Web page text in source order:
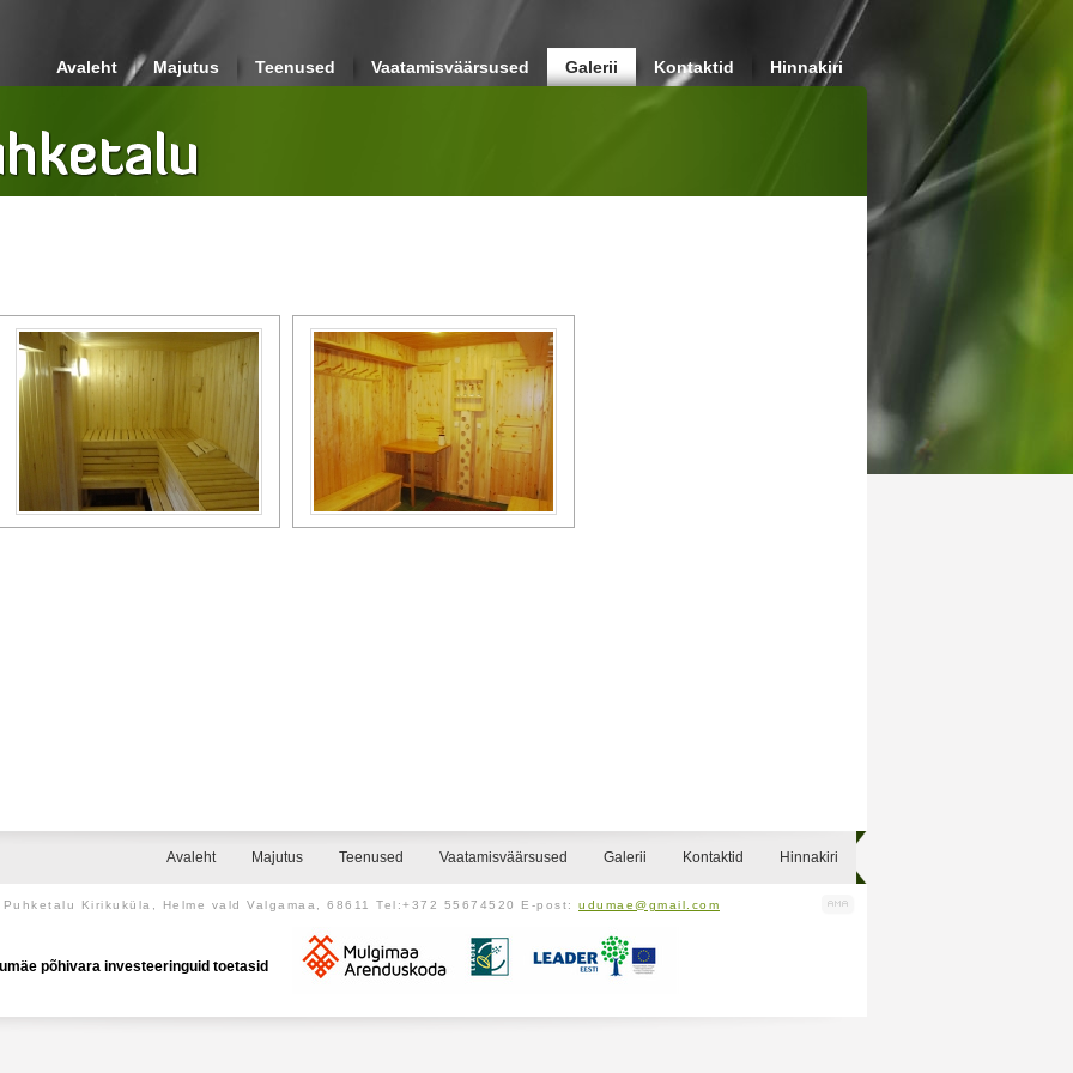
Avaleht Majutus Teenused Vaatamisväärsused Galerii Kontaktid Hinnakiri
Avaleht Majutus Teenused Vaatamisväärsused Galerii Kontaktid Hinnakiri
Puhketalu Kirikuküla, Helme vald Valgamaa, 68611 Tel:+372 55674520 E-post: udumae@gmail.com
põhivara investeeringuid toetasid